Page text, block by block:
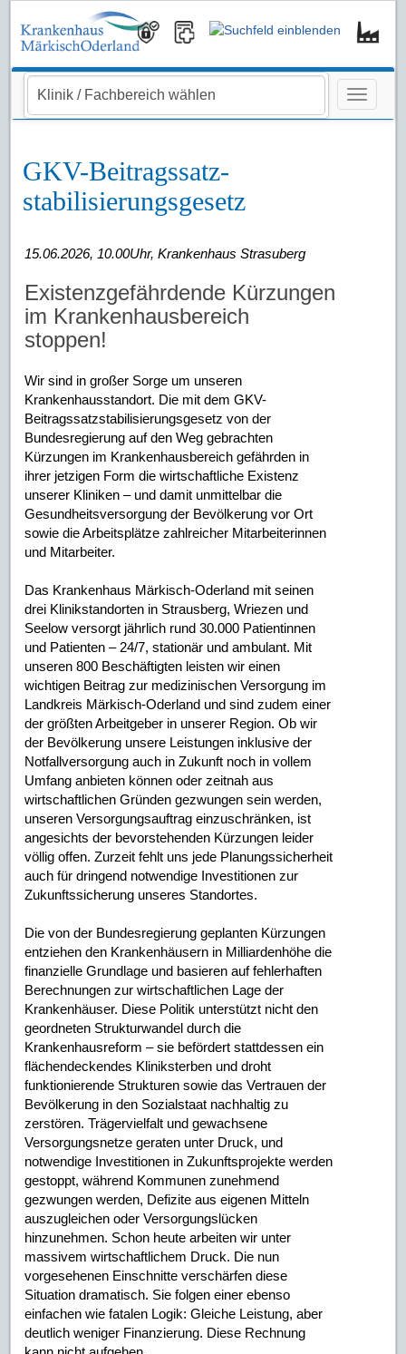
GKV-Beitrags­satz­
stabilisierungs­gesetz
15.06.2026, 10.00Uhr, Krankenhaus Strasuberg
Existenzgefährdende Kürzungen
im Krankenhausbereich
stoppen!
Wir sind in großer Sorge um unseren
Krankenhausstandort. Die mit dem GKV-
Beitragssatzstabilisierungsgesetz von der
Bundesregierung auf den Weg gebrachten
Kürzungen im Krankenhausbereich gefährden in
ihrer jetzigen Form die wirtschaftliche Existenz
unserer Kliniken – und damit unmittelbar die
Gesundheitsversorgung der Bevölkerung vor Ort
sowie die Arbeitsplätze zahlreicher Mitarbeiterinnen
und Mitarbeiter.
Das Krankenhaus Märkisch-Oderland mit seinen
drei Klinikstandorten in Strausberg, Wriezen und
Seelow versorgt jährlich rund 30.000 Patientinnen
und Patienten – 24/7, stationär und ambulant. Mit
unseren 800 Beschäftigten leisten wir einen
wichtigen Beitrag zur medizinischen Versorgung im
Landkreis Märkisch-Oderland und sind zudem einer
der größten Arbeitgeber in unserer Region. Ob wir
der Bevölkerung unsere Leistungen inklusive der
Notfallversorgung auch in Zukunft noch in vollem
Umfang anbieten können oder zeitnah aus
wirtschaftlichen Gründen gezwungen sein werden,
unseren Versorgungsauftrag einzuschränken, ist
angesichts der bevorstehenden Kürzungen leider
völlig offen. Zurzeit fehlt uns jede Planungssicherheit
auch für dringend notwendige Investitionen zur
Zukunftssicherung unseres Standortes.
Die von der Bundesregierung geplanten Kürzungen
entziehen den Krankenhäusern in Milliardenhöhe die
finanzielle Grundlage und basieren auf fehlerhaften
Berechnungen zur wirtschaftlichen Lage der
Krankenhäuser. Diese Politik unterstützt nicht den
geordneten Strukturwandel durch die
Krankenhausreform – sie befördert stattdessen ein
flächendeckendes Kliniksterben und droht
funktionierende Strukturen sowie das Vertrauen der
Bevölkerung in den Sozialstaat nachhaltig zu
zerstören. Trägervielfalt und gewachsene
Versorgungsnetze geraten unter Druck, und
notwendige Investitionen in Zukunftsprojekte werden
gestoppt, während Kommunen zunehmend
gezwungen werden, Defizite aus eigenen Mitteln
auszugleichen oder Versorgungslücken
hinzunehmen. Schon heute arbeiten wir unter
massivem wirtschaftlichem Druck. Die nun
vorgesehenen Einschnitte verschärfen diese
Situation dramatisch. Sie folgen einer ebenso
einfachen wie fatalen Logik: Gleiche Leistung, aber
deutlich weniger Finanzierung. Diese Rechnung